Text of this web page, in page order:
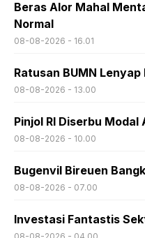
Beras Alor Mahal
Normal
08-08-2026 - 16.01
Ratusan BUMN
08-08-2026 - 13.00
Pinjol RI Diserbu Modal
08-08-2026 - 10.00
Bugenvil Bireuen
08-08-2026 - 07.00
Investasi Fantastis